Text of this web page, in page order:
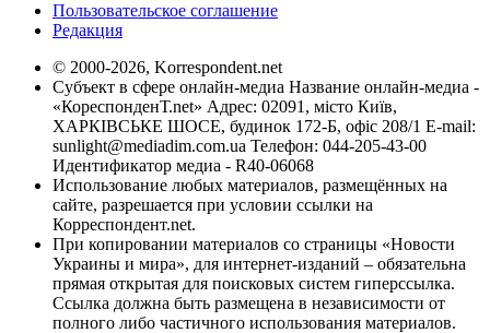
Пользовательское соглашение
Редакция
© 2000-2026, Korrespondent.net
Субъект в сфере онлайн-медиа Название онлайн-медиа -
«КореспонденТ.net» Адрес: 02091, місто Київ,
ХАРКІВСЬКЕ ШОСЕ, будинок 172-Б, офіс 208/1 E-mail:
sunlight@mediadim.com.ua Телефон: 044-205-43-00
Идентификатор медиа - R40-06068
Использование любых материалов, размещённых на
сайте, разрешается при условии ссылки на
Корреспондент.net.
При копировании материалов со страницы «Новости
Украины и мира», для интернет-изданий – обязательна
прямая открытая для поисковых систем гиперссылка.
Ссылка должна быть размещена в независимости от
полного либо частичного использования материалов.